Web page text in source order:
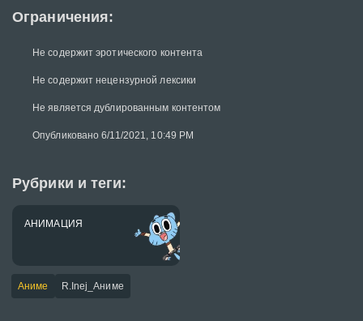
Ограничения:
Не содержит эротического контента
Не содержит нецензурной лексики
Не является дублированным контентом
Опубликовано 6/11/2021, 10:49 PM
Рубрики и теги:
АНИМАЦИЯ
Аниме R.Inej_Аниме